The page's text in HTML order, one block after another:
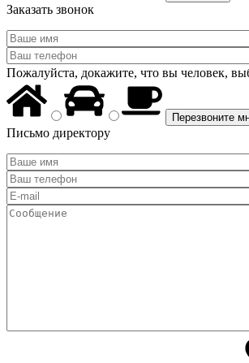
Заказать звонок
Пожалуйста, докажите, что вы человек,
Письмо директору